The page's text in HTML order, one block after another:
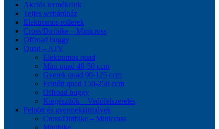
Akciós termékeink
Teljes webárúház
Elektromos rollerek
Cross/Dirtbike – Minicross
Offroad buggy
Quad – ATV
Elektromos quad
Mini quad 49-50 ccm
Gyerek quad 90-125 ccm
Felnőtt quad 150-250 ccm
Offroad buggy
Kiegészítők – Vedőfelszerelés
Felnőtt és gyermekjárművek
Cross/Dirtbike – Minicross
Minibike